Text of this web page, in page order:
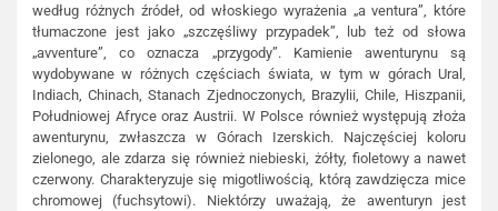
według różnych źródeł, od włoskiego wyrażenia „a ventura”, które
tłumaczone jest jako „szczęśliwy przypadek”, lub też od słowa
„avventure”, co oznacza „przygody”. Kamienie awenturynu są
wydobywane w różnych częściach świata, w tym w górach Ural,
Indiach, Chinach, Stanach Zjednoczonych, Brazylii, Chile, Hiszpanii,
Południowej Afryce oraz Austrii. W Polsce również występują złoża
awenturynu, zwłaszcza w Górach Izerskich. Najczęściej koloru
zielonego, ale zdarza się również niebieski, żółty, fioletowy a nawet
czerwony. Charakteryzuje się migotliwością, którą zawdzięcza mice
chromowej (fuchsytowi). Niektórzy uważają, że awenturyn jest